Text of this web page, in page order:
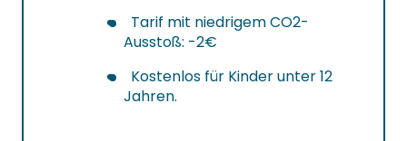
Tarif mit niedrigem CO2-
Ausstoß: -2€
Kostenlos für Kinder unter 12
Jahren.